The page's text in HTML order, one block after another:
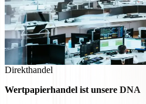
Direkthandel
Wertpapierhandel ist unsere DNA